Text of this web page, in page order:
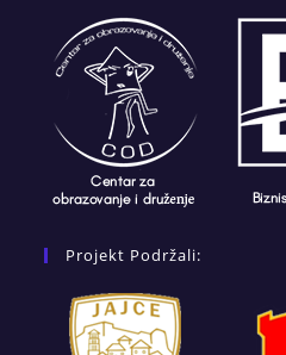
Projekt Podržali: